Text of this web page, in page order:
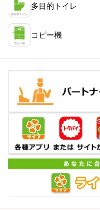
多目的トイレ
コピー機